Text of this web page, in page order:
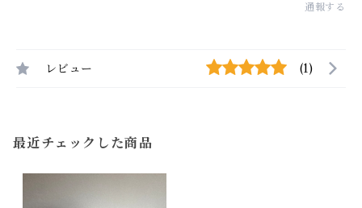
通報する
レビュー (1)
最近チェックした商品